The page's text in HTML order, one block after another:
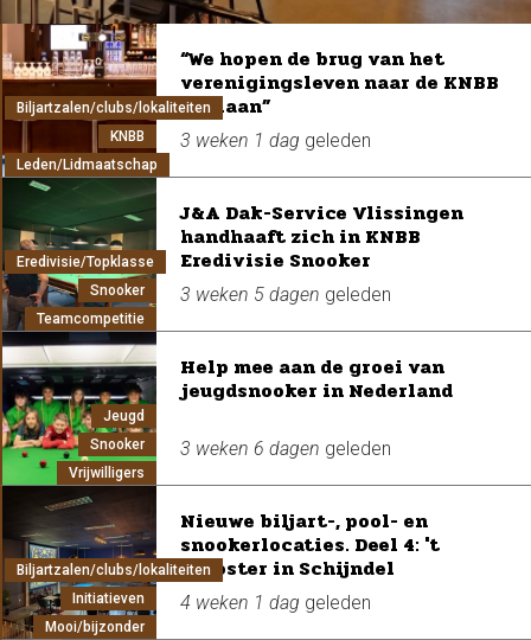
Biljartzalen/clubs/lokaliteiten
KNBB
Leden/Lidmaatschap
“We hopen de brug van het
verenigingsleven naar de KNBB
te slaan”
3 weken 1 dag geleden
Eredivisie/Topklasse
Snooker
Teamcompetitie
J&A Dak-Service Vlissingen
handhaaft zich in KNBB
Eredivisie Snooker
3 weken 5 dagen geleden
Jeugd
Snooker
Vrijwilligers
Help mee aan de groei van
jeugdsnooker in Nederland
3 weken 6 dagen geleden
Biljartzalen/clubs/lokaliteiten
Initiatieven
Mooi/bijzonder
Nieuwe biljart-, pool- en
snookerlocaties. Deel 4: 't
Klooster in Schijndel
4 weken 1 dag geleden